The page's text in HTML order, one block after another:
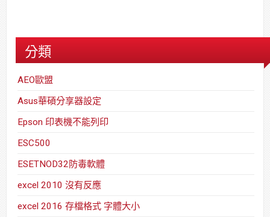
分類
AEO歐盟
Asus華碩分享器設定
Epson 印表機不能列印
ESC500
ESETNOD32防毒軟體
excel 2010 沒有反應
excel 2016 存檔格式 字體大小